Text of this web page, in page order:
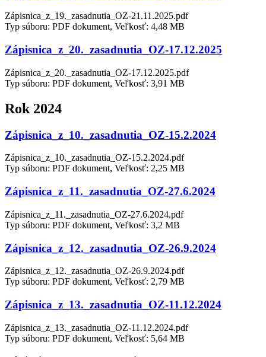
Zápisnica_z_19._zasadnutia_OZ-21.11.2025.pdf
Typ súboru: PDF dokument, Veľkosť: 4,48 MB
Zápisnica_z_20._zasadnutia_OZ-17.12.2025
Zápisnica_z_20._zasadnutia_OZ-17.12.2025.pdf
Typ súboru: PDF dokument, Veľkosť: 3,91 MB
Rok 2024
Zápisnica_z_10._zasadnutia_OZ-15.2.2024
Zápisnica_z_10._zasadnutia_OZ-15.2.2024.pdf
Typ súboru: PDF dokument, Veľkosť: 2,25 MB
Zápisnica_z_11._zasadnutia_OZ-27.6.2024
Zápisnica_z_11._zasadnutia_OZ-27.6.2024.pdf
Typ súboru: PDF dokument, Veľkosť: 3,2 MB
Zápisnica_z_12._zasadnutia_OZ-26.9.2024
Zápisnica_z_12._zasadnutia_OZ-26.9.2024.pdf
Typ súboru: PDF dokument, Veľkosť: 2,79 MB
Zápisnica_z_13._zasadnutia_OZ-11.12.2024
Zápisnica_z_13._zasadnutia_OZ-11.12.2024.pdf
Typ súboru: PDF dokument, Veľkosť: 5,64 MB